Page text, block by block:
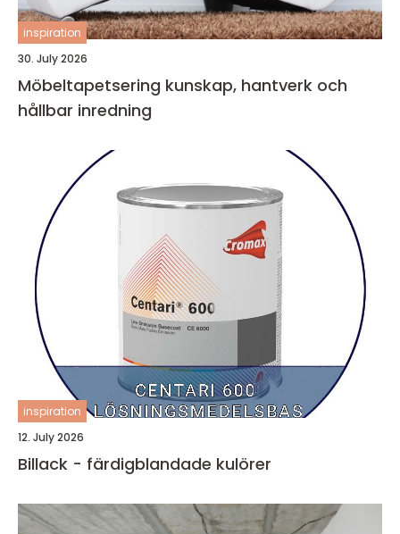
inspiration
30. July 2026
Möbeltapetsering kunskap, hantverk och
hållbar inredning
inspiration
12. July 2026
Billack - färdigblandade kulörer